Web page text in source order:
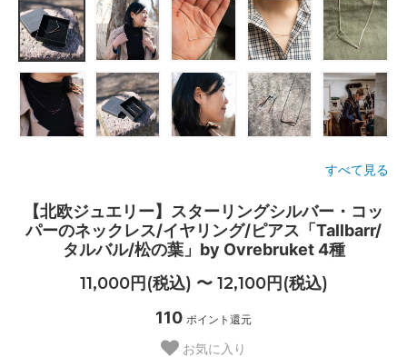
すべて見る
【北欧ジュエリー】スターリングシルバー・コッ
パーのネックレス/イヤリング/ピアス「Tallbarr/
タルバル/松の葉」by Ovrebruket 4種
11,000円(税込) 〜 12,100円(税込)
110 ポイント還元
お気に入り